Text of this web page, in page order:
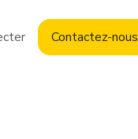
Contactez-nous